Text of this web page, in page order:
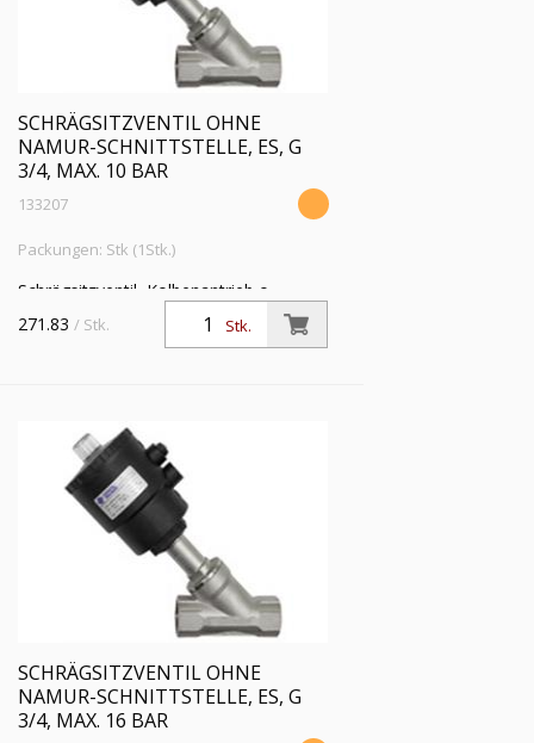
SCHRÄGSITZVENTIL OHNE
NAMUR-SCHNITTSTELLE, ES, G
3/4, MAX. 10 BAR
133207
Packungen: Stk (1Stk.)
Schrägsitzventil, Kolbenantrieb o.
NAMUR-Schnittstelle, NC, ES,
Mediumstemp. -10°C bis 180°C, G 3/4,
Stk.
271.83 / Stk.
SCHRÄGSITZVENTIL OHNE
NAMUR-SCHNITTSTELLE, ES, G
3/4, MAX. 16 BAR